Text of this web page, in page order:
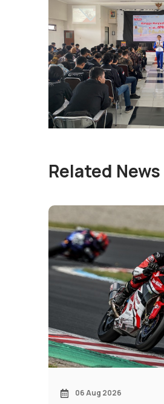
Related News
06 Aug 2026